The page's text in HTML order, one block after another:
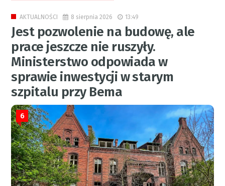
AKTUALNOŚCI 8 sierpnia 2026 13:49
Jest pozwolenie na budowę, ale
prace jeszcze nie ruszyły.
Ministerstwo odpowiada w
sprawie inwestycji w starym
szpitalu przy Bema
6